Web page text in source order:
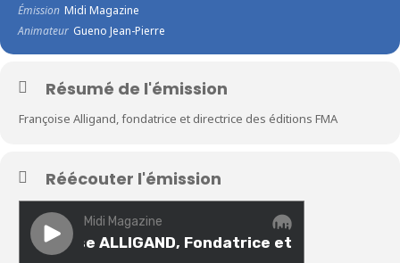
Émission Midi Magazine
Animateur Gueno Jean-Pierre
Résumé de l'émission
Françoise Alligand, fondatrice et directrice des éditions FMA
Réécouter l'émission